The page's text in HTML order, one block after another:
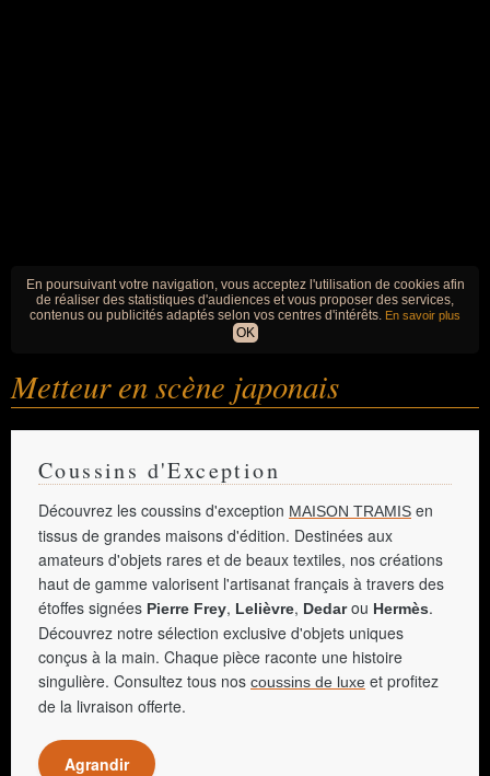
En poursuivant votre navigation, vous acceptez l'utilisation de cookies afin
de réaliser des statistiques d'audiences et vous proposer des services,
contenus ou publicités adaptés selon vos centres d'intérêts. En savoir plus
OK
Metteur en scène japonais
Coussins d'Exception
Découvrez les coussins d'exception MAISON TRAMIS en
tissus de grandes maisons d'édition. Destinées aux
amateurs d'objets rares et de beaux textiles, nos créations
haut de gamme valorisent l'artisanat français à travers des
étoffes signées Pierre Frey, Lelièvre, Dedarou Hermès.
Découvrez notre sélection exclusive d'objets uniques
conçus à la main. Chaque pièce raconte une histoire
singulière. Consultez tous nos coussins de luxe et profitez
de la livraison offerte.
Agrandir